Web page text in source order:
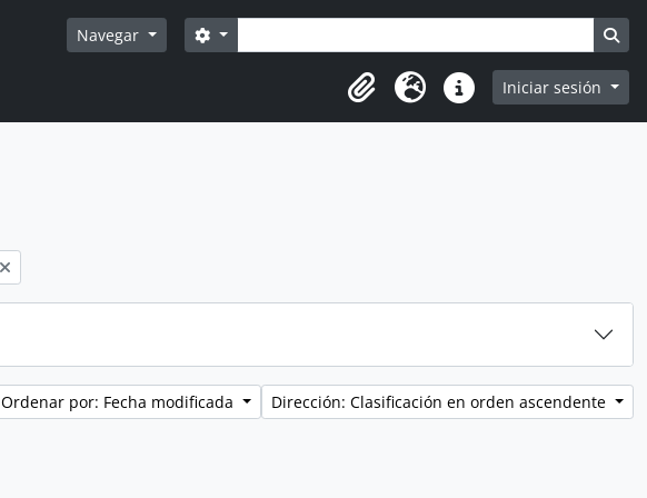
Navegar Búsqueda
Search options
Portapapeles
Idioma Enlaces rápidos
Iniciar sesión
Ordenar por: Fecha modificada Dirección: Clasificación en orden ascendente